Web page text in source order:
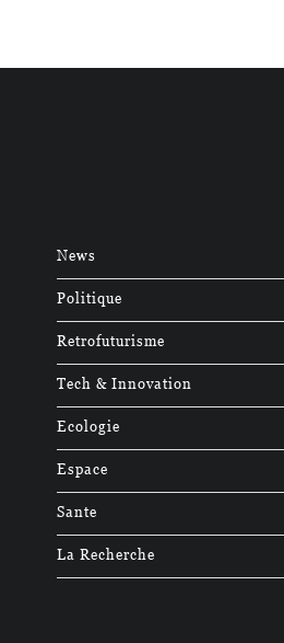
News
Politique
Retrofuturisme
Tech & Innovation
Ecologie
Espace
Sante
La Recherche